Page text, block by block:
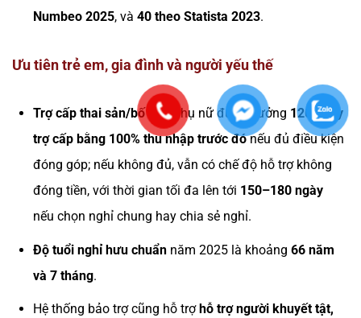
Numbeo 2025, và 40 theo Statista 2023.
Ưu tiên trẻ em, gia đình và người yếu thế
Trợ cấp thai sản/bố mẹ: phụ nữ được hưởng 120 ngày
trợ cấp bằng 100% thu nhập trước đónếu đủ điều kiện
đóng góp; nếu không đủ, vẫn có chế độ hỗ trợ không
đóng tiền, với thời gian tối đa lên tới 150–180 ngày
nếu chọn nghỉ chung hay chia sẻ nghỉ.
Độ tuổi nghỉ hưu chuẩnnăm 2025 là khoảng 66 năm
và 7 tháng.
Hệ thống bảo trợ cũng hỗ trợ hỗ trợ người khuyết tật,